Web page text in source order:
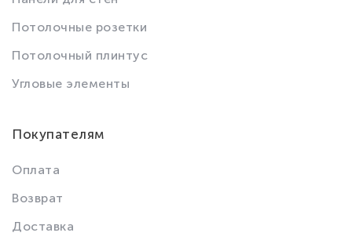
Потолочные розетки
Потолочный плинтус
Угловые элементы
Покупателям
Оплата
Возврат
Доставка